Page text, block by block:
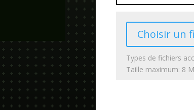
Choisir un
Types de fichiers
Taille maximum: 8